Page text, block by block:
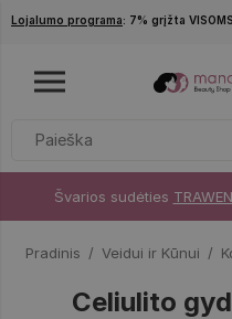
Lojalumo programa: 7% grįžta
Švarios sudėties
Pradinis Veidui ir Kūnui
Celiulito